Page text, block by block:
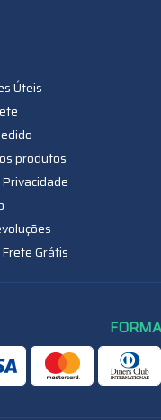
Úteis
produtos
Grátis